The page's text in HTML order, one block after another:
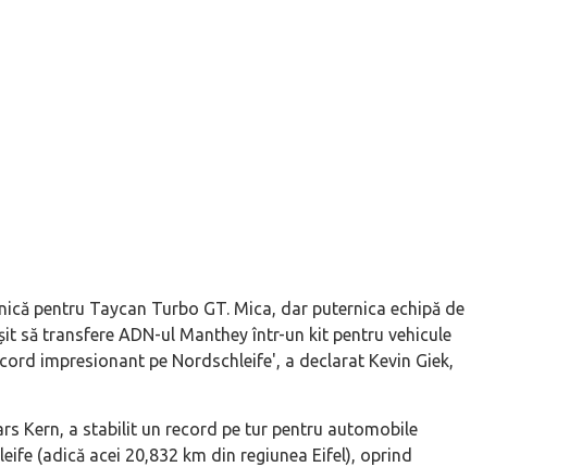
pentru Taycan Turbo GT. Mica, dar puternica echipă de
să transfere ADN-ul Manthey într-un kit pentru vehicule
impresionant pe Nordschleife', a declarat Kevin Giek,
Kern, a stabilit un record pe tur pentru automobile
(adică acei 20,832 km din regiunea Eifel), oprind